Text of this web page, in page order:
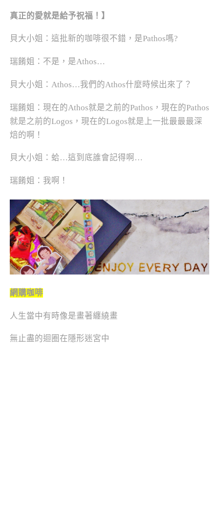
真正的愛就是給予祝福！】
貝大小姐：這批新的咖啡很不錯，是Pathos嗎?
瑞餚姐：不是，是Athos…
貝大小姐：Athos…我們的Athos什麼時候出來了？
瑞餚姐：現在的Athos就是之前的Pathos，現在的Pathos
就是之前的Logos，現在的Logos就是上一批最最最深
焙的啊！
貝大小姐：蛤…這到底誰會記得啊…
瑞餚姐：我啊！
網購咖啡
人生當中有時像是畫著纏繞畫
無止盡的迴圈在隱形迷宮中